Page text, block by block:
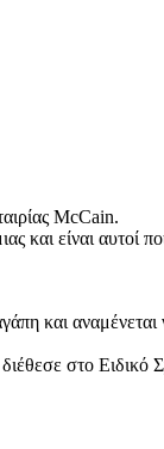
McCain.
είναι αυτοί
και
στο Ειδικό